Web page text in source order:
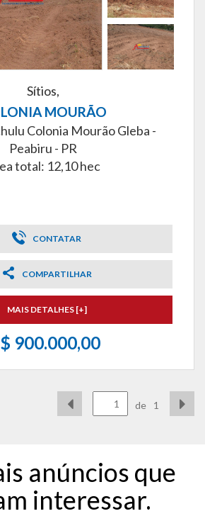
Sítios,
MOURÃO
Colonia Mourão Gleba -
Peabiru - PR
total: 12,10 hec
CONTATAR
COMPARTILHAR
MAIS DETALHES [+]
900.000,00
de 1
anúncios que
interessar.